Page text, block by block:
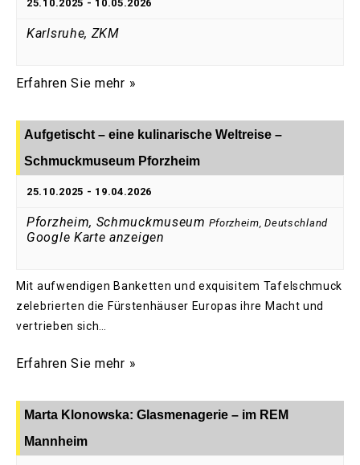
25.10.2025 - 10.05.2026
Karlsruhe, ZKM
Erfahren Sie mehr »
Aufgetischt – eine kulinarische Weltreise –
Schmuckmuseum Pforzheim
25.10.2025 - 19.04.2026
Pforzheim, Schmuckmuseum Pforzheim, Deutschland
Google Karte anzeigen
Mit aufwendigen Banketten und exquisitem Tafelschmuck
zelebrierten die Fürstenhäuser Europas ihre Macht und
vertrieben sich…
Erfahren Sie mehr »
Marta Klonowska: Glasmenagerie – im REM
Mannheim